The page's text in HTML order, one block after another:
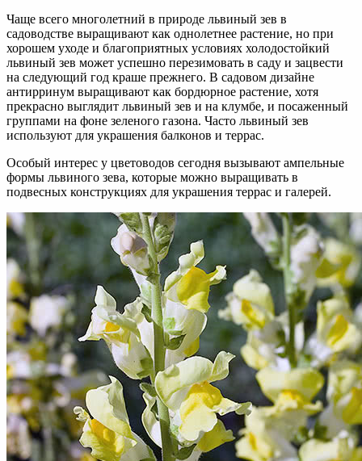
Чаще всего многолетний в природе львиный зев в
садоводстве выращивают как однолетнее растение, но при
хорошем уходе и благоприятных условиях холодостойкий
львиный зев может успешно перезимовать в саду и зацвести
на следующий год краше прежнего. В садовом дизайне
антирринум выращивают как бордюрное растение, хотя
прекрасно выглядит львиный зев и на клумбе, и посаженный
группами на фоне зеленого газона. Часто львиный зев
используют для украшения балконов и террас.
Особый интерес у цветоводов сегодня вызывают ампельные
формы львиного зева, которые можно выращивать в
подвесных конструкциях для украшения террас и галерей.